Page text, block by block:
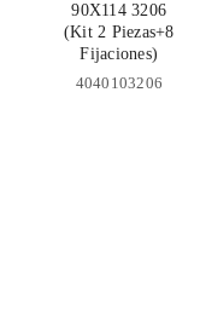
90X114 3206
(Kit 2 Piezas+8
Fijaciones)
4040103206